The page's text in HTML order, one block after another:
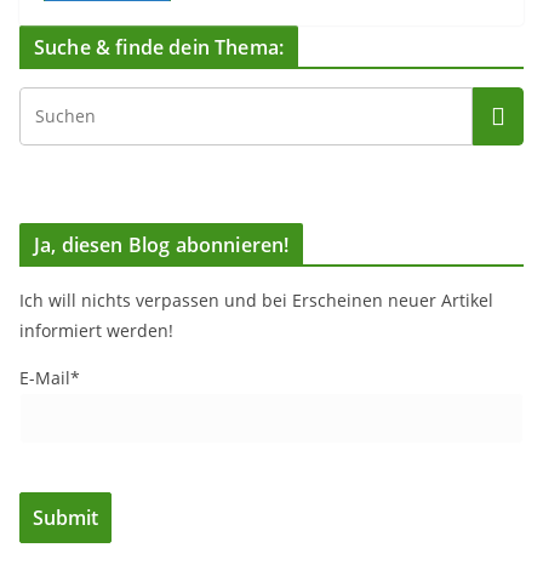
Suche & finde dein Thema:
Ja, diesen Blog abonnieren!
Ich will nichts verpassen und bei Erscheinen neuer Artikel
informiert werden!
E-Mail*